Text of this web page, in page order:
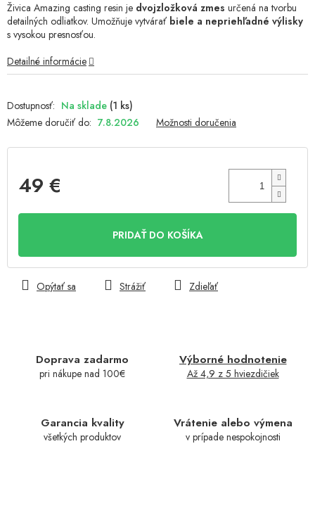
Na sklade (1 ks)
Môžeme doručiť do: 7.8.2026 Možnosti doručenia
49 €
PRIDAŤ DO KOŠÍKA
Doprava zadarmo
pri nákupe nad 100€
Výborné hodnotenie
Až 4,9 z 5 hviezdičiek
Garancia kvality
všetkých produktov
Vrátenie alebo výmena
v prípade nespokojnosti
Živica Amazing casting resin je dvojzložková zmes určená na tvorbu
detailných odliatkov. Umožňuje vytvárať biele a nepriehľadné výlisky
s vysokou presnosťou.
Detailné informácie
Opýtať sa Strážiť Zdieľať
z
5
hviezdičiek.